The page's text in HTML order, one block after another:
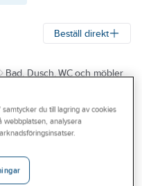
Beställ direkt
Bad, Dusch, WC och möbler
Tappventiler,
Mora
du till lagring av cookies
webbplatsen, analysera